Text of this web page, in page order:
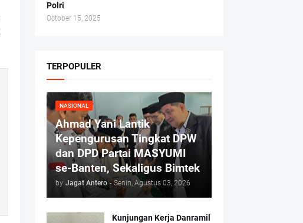
Polri
October 15, 2025
TERPOPULER
NASIONAL
Ahmad Yani Lantik
Kepengurusan Tingkat DPW
dan DPD Partai MASYUMI
se-Banten, Sekaligus Bimtek
by Jagat Antero - Senin, Agustus 03, 2026
Kunjungan Kerja Danramil